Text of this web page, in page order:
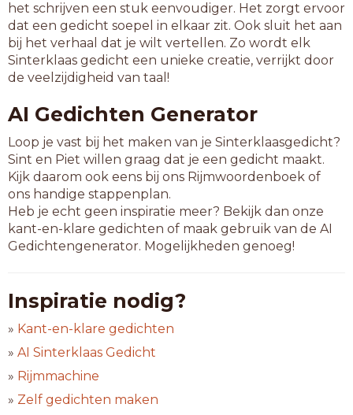
het schrijven een stuk eenvoudiger. Het zorgt ervoor
dat een gedicht soepel in elkaar zit. Ook sluit het aan
bij het verhaal dat je wilt vertellen. Zo wordt elk
Sinterklaas gedicht een unieke creatie, verrijkt door
de veelzijdigheid van taal!
AI Gedichten Generator
Loop je vast bij het maken van je Sinterklaasgedicht?
Sint en Piet willen graag dat je een gedicht maakt.
Kijk daarom ook eens bij ons Rijmwoordenboek of
ons handige stappenplan.
Heb je echt geen inspiratie meer? Bekijk dan onze
kant-en-klare gedichten of maak gebruik van de AI
Gedichtengenerator. Mogelijkheden genoeg!
Inspiratie nodig?
» Kant-en-klare gedichten
» AI Sinterklaas Gedicht
» Rijmmachine
» Zelf gedichten maken